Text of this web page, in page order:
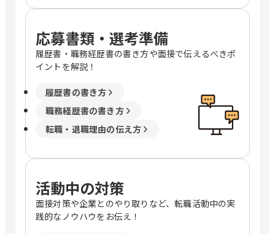
応募書類・選考準備
履歴書・職務経歴書の書き方や面接で伝えるべきポ
イントを解説！
履歴書の書き方
職務経歴書の書き方
転職・退職理由の伝え方
活動中の対策
面接対策や企業とのやり取りなど、転職活動中の実
践的なノウハウをお伝え！